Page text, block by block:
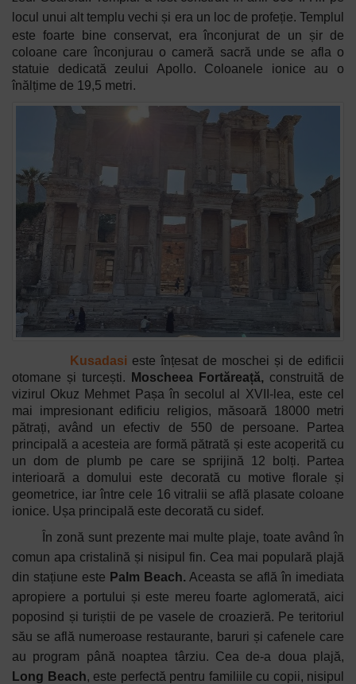
locul unui alt templu vechi și era un loc de profeție. Templul
este foarte bine conservat, era înconjurat de un șir de
coloane care înconjurau o cameră sacră unde se afla o
statuie dedicată zeului Apollo. Coloanele ionice au o
înălțime de 19,5 metri.
Kusadasi este înțesat de moschei și de edificii
otomane și turcești.
Moscheea Fortăreață, construită de
vizirul Okuz Mehmet Pașa în secolul al XVII-lea, este cel
mai impresionant edificiu religios, măsoară 18000 metri
pătrați, având un efectiv de 550 de persoane. Partea
principală a acesteia are formă pătrată și este acoperită cu
un dom de plumb pe care se sprijină 12 bolți. Partea
interioară a domului este decorată cu motive florale și
geometrice, iar între cele 16 vitralii se află plasate coloane
ionice. Ușa principală este decorată cu sidef.
În zonă sunt prezente mai multe plaje, toate având în
comun apa cristalină și nisipul fin. Cea mai populară plajă
din stațiune este Palm Beach. Aceasta se află în imediata
apropiere a portului și este mereu foarte aglomerată, aici
poposind și turiștii de pe vasele de croazieră. Pe teritoriul
său se află numeroase restaurante, baruri și cafenele care
au program până noaptea târziu. Cea de-a doua plajă,
Long Beach, este perfectă pentru familiile cu copii, nisipul